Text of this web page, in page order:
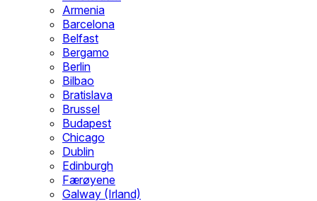
Armenia
Barcelona
Belfast
Bergamo
Berlin
Bilbao
Bratislava
Brussel
Budapest
Chicago
Dublin
Edinburgh
Færøyene
Galway (Irland)